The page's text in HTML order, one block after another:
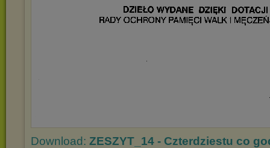
Download: ZESZYT_14 - Czterdziestu co